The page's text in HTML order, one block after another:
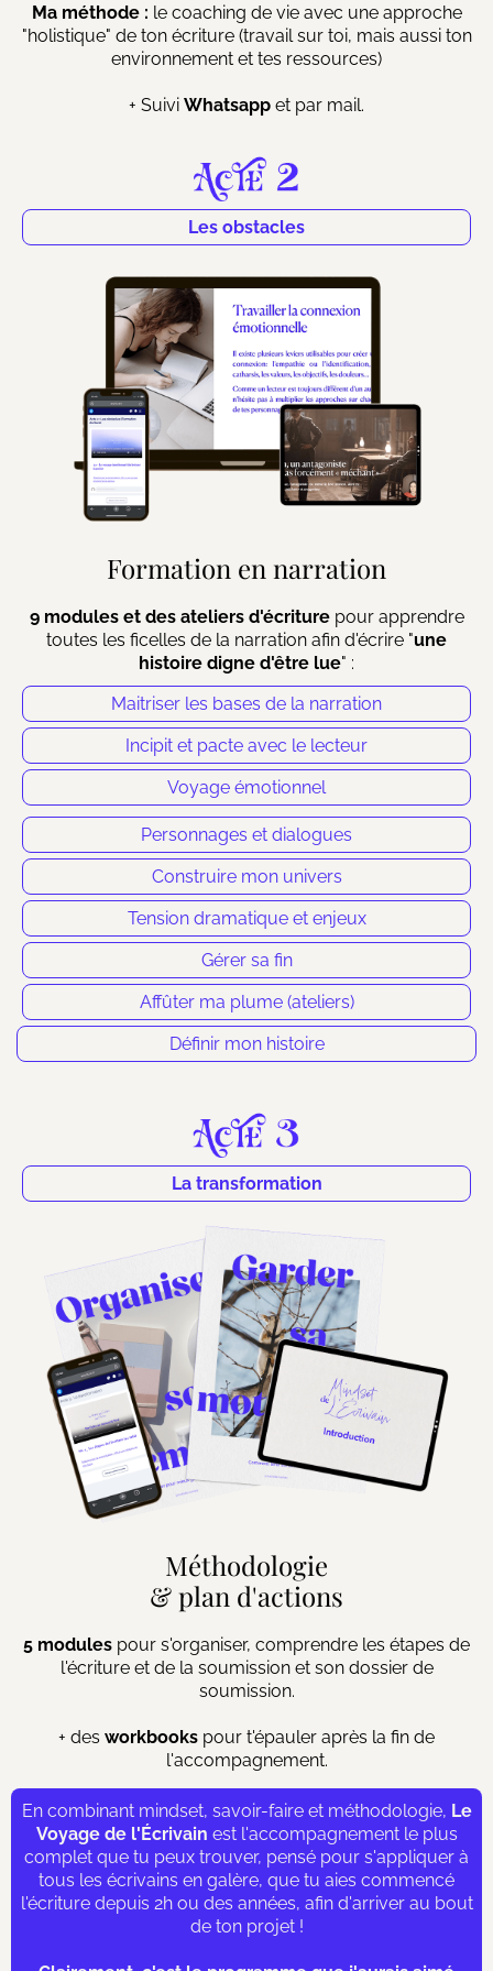
Ma méthode : le coaching de vie avec une approche
"holistique" de ton écriture (travail sur toi, mais aussi ton
environnement et tes ressources)
+ Suivi Whatsapp et par mail.
Les obstacles
Formation en narration
9 modules et des ateliers d'écriturepour apprendre
toutes les ficelles de la narration afin d'écrire "une
histoire digne d'être lue" :
Maitriser les bases de la narration
Incipit et pacte avec le lecteur
Voyage émotionnel
Personnages et dialogues
Construire mon univers
Tension dramatique et enjeux
Gérer sa fin
Affûter ma plume (ateliers)
Définir mon histoire
La transformation
Méthodologie
& plan d'actions
5 modules pour s'organiser, comprendre les étapes de
l'écriture et de la soumission et son dossier de
soumission.
+ des workbooks pour t'épauler après la fin de
l'accompagnement.
En combinant mindset, savoir-faire et méthodologie, Le
Voyage de l'Écrivain est l'accompagnement le plus
complet que tu peux trouver, pensé pour s'appliquer à
tous les écrivains en galère, que tu aies commencé
l'écriture depuis 2h ou des années, afin d'arriver au bout
de ton projet !